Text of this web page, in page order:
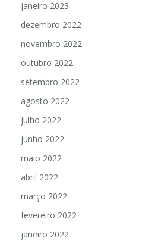
janeiro 2023
dezembro 2022
novembro 2022
outubro 2022
setembro 2022
agosto 2022
julho 2022
junho 2022
maio 2022
abril 2022
março 2022
fevereiro 2022
janeiro 2022